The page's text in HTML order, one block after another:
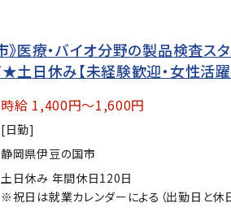
》医療・バイオ分野の製品検査
日休み【未経験歓迎・女性活躍
時給 1,400円～1,600円
[日勤]
静岡県伊豆の国市
土日休み 年間休日120日
※祝日は就業カレンダーによる（出勤日と休